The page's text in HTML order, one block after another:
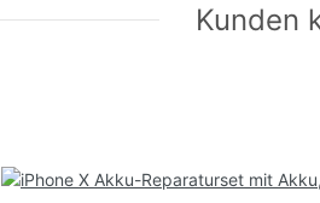
Kunden